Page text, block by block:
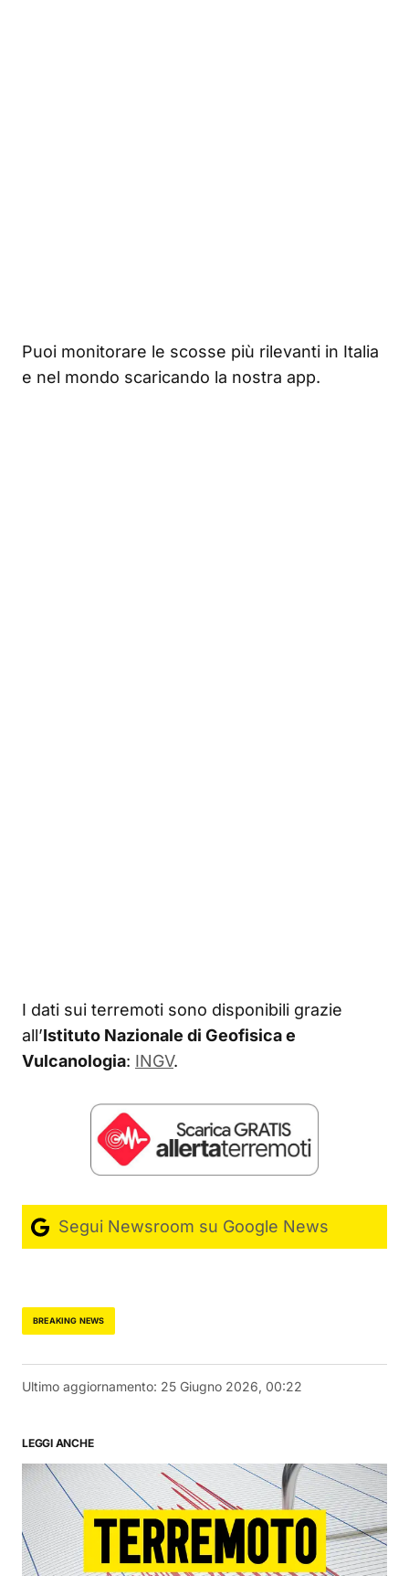
Puoi monitorare le scosse più rilevanti in Italia
e nel mondo scaricando la nostra app.
I dati sui terremoti sono disponibili grazie
all’Istituto Nazionale di Geofisica e
Vulcanologia: INGV.
Segui Newsroom su Google News
BREAKING NEWS
Ultimo aggiornamento: 25 Giugno 2026, 00:22
LEGGI ANCHE